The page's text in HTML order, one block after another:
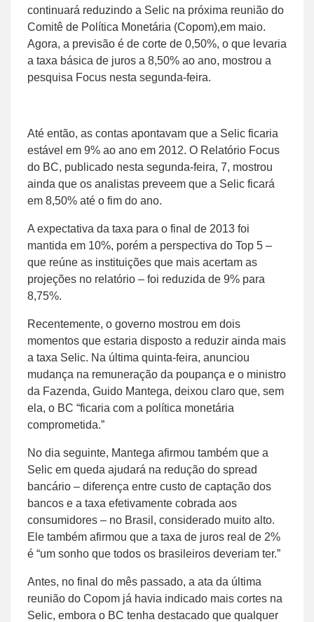
continuará reduzindo a Selic na próxima reunião do
Comitê de Política Monetária (Copom),em maio.
Agora, a previsão é de corte de 0,50%, o que levaria
a taxa básica de juros a 8,50% ao ano, mostrou a
pesquisa Focus nesta segunda-feira.
Até então, as contas apontavam que a Selic ficaria
estável em 9% ao ano em 2012. O Relatório Focus
do BC, publicado nesta segunda-feira, 7, mostrou
ainda que os analistas preveem que a Selic ficará
em 8,50% até o fim do ano.
A expectativa da taxa para o final de 2013 foi
mantida em 10%, porém a perspectiva do Top 5 –
que reúne as instituições que mais acertam as
projeções no relatório – foi reduzida de 9% para
8,75%.
Recentemente, o governo mostrou em dois
momentos que estaria disposto a reduzir ainda mais
a taxa Selic. Na última quinta-feira, anunciou
mudança na remuneração da poupança e o ministro
da Fazenda, Guido Mantega, deixou claro que, sem
ela, o BC “ficaria com a política monetária
comprometida.”
No dia seguinte, Mantega afirmou também que a
Selic em queda ajudará na redução do spread
bancário – diferença entre custo de captação dos
bancos e a taxa efetivamente cobrada aos
consumidores – no Brasil, considerado muito alto.
Ele também afirmou que a taxa de juros real de 2%
é “um sonho que todos os brasileiros deveriam ter.”
Antes, no final do mês passado, a ata da última
reunião do Copom já havia indicado mais cortes na
Selic, embora o BC tenha destacado que qualquer